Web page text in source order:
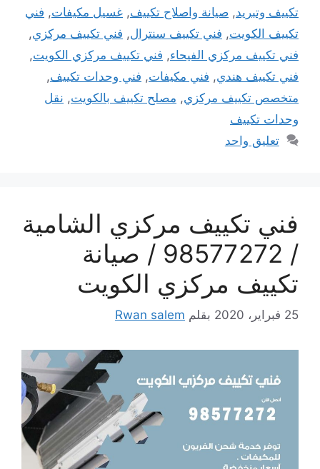
تكييف وتبريد, صيانة واصلاح تكييف, غسيل مكيفات, فني
تكييف الكويت, فني تكييف سنترال, فني تكييف مركزي,
فني تكييف مركزي الفيحاء, فني تكييف مركزي الكويت,
فني تكييف هندي, فني مكيفات, فني وحدات تكييف,
متخصص تكييف مركزي, مصلح تكييف بالكويت, نقل
وحدات تكييف
تعليق واحد
فني تكييف مركزي الشامية
/ 98577272 / صيانة
تكييف مركزي الكويت
25 فبراير، 2020 بقلم Rwan salem